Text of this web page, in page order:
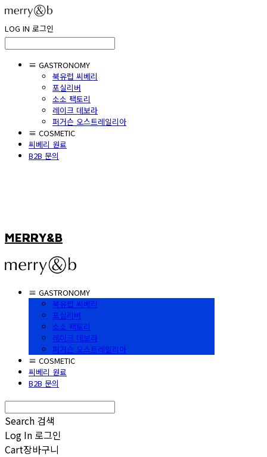
LOG IN 로그인
≡ GASTRONOMY
북유럽 씨베리
포실리버
소소 팩토리
레이크 데보라
퍼거슨 오스트레일리아
≡ COSMETIC
씨베리 원료
B2B 문의
MERRY&B
≡ GASTRONOMY
북유럽 씨베리
포실리버
소소 팩토리
레이크 데보라
퍼거슨 오스트레일리아
≡ COSMETIC
씨베리 원료
B2B 문의
Search 검색
Log In 로그인
Cart장바구니